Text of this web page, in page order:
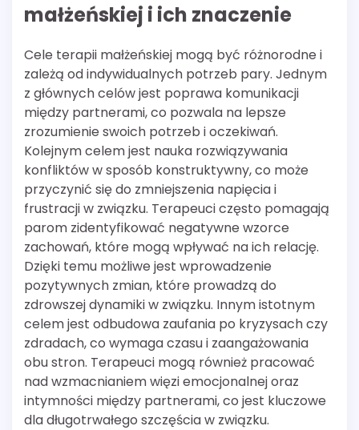
małżeńskiej i ich znaczenie
Cele terapii małżeńskiej mogą być różnorodne i
zależą od indywidualnych potrzeb pary. Jednym
z głównych celów jest poprawa komunikacji
między partnerami, co pozwala na lepsze
zrozumienie swoich potrzeb i oczekiwań.
Kolejnym celem jest nauka rozwiązywania
konfliktów w sposób konstruktywny, co może
przyczynić się do zmniejszenia napięcia i
frustracji w związku. Terapeuci często pomagają
parom zidentyfikować negatywne wzorce
zachowań, które mogą wpływać na ich relację.
Dzięki temu możliwe jest wprowadzenie
pozytywnych zmian, które prowadzą do
zdrowszej dynamiki w związku. Innym istotnym
celem jest odbudowa zaufania po kryzysach czy
zdradach, co wymaga czasu i zaangażowania
obu stron. Terapeuci mogą również pracować
nad wzmacnianiem więzi emocjonalnej oraz
intymności między partnerami, co jest kluczowe
dla długotrwałego szczęścia w związku.